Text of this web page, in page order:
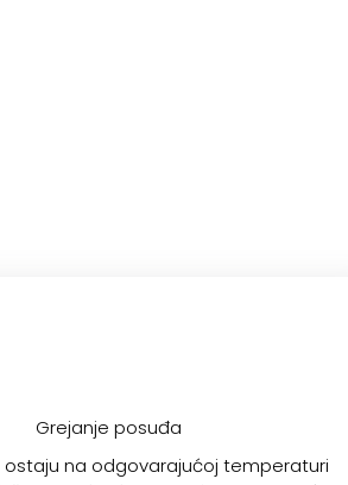
Grejanje posuđa
ostaju na odgovarajućoj temperaturi